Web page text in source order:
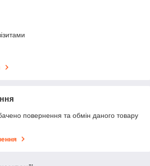
повернення та обмін даного товару